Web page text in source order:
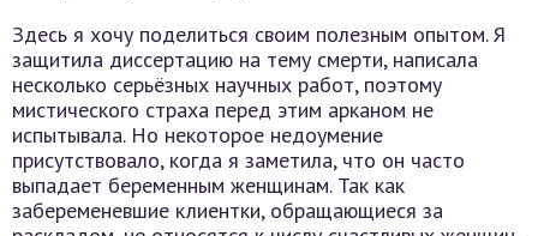
Здесь я хочу поделиться своим полезным опытом. Я
защитила диссертацию на тему смерти, написала
несколько серьёзных научных работ, поэтому
мистического страха перед этим арканом не
испытывала. Но некоторое недоумение
присутствовало, когда я заметила, что он часто
выпадает беременным женщинам. Так как
забеременевшие клиентки, обращающиеся за